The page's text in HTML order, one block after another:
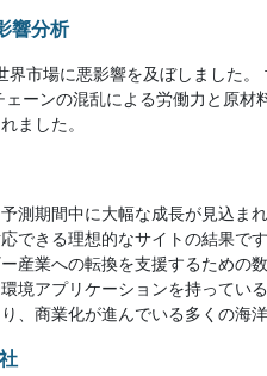
響分析
界市場に悪影響を及ぼしました
ェーンの混乱による労働力と原
ました。
測期間中に大幅な成長が見込ま
できる理想的なサイトの結果で
産業への転換を支援するための
境アプリケーションを持ってい
、商業化が進んでいる多くの海